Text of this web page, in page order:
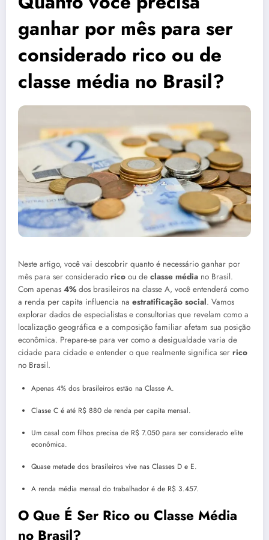
ganhar por mês para ser
considerado rico ou de
classe média no Brasil?
Neste artigo, você vai descobrir quanto é necessário ganhar por
mês para ser considerado rico ou de classe média no Brasil.
Com apenas 4% dos brasileiros na classe A, você entenderá como
a renda per capita influencia na estratificação social. Vamos
explorar dados de especialistas e consultorias que revelam como a
localização geográfica e a composição familiar afetam sua posição
econômica. Prepare-se para ver como a desigualdade varia de
cidade para cidade e entender o que realmente significa ser rico
no Brasil.
Apenas 4% dos brasileiros estão na Classe A.
Classe C é até R$ 880 de renda per capita mensal.
Um casal com filhos precisa de R$ 7.050 para ser considerado elite
econômica.
Quase metade dos brasileiros vive nas Classes D e E.
A renda média mensal do trabalhador é de R$ 3.457.
O Que É Ser Rico ou Classe Média
no Brasil?